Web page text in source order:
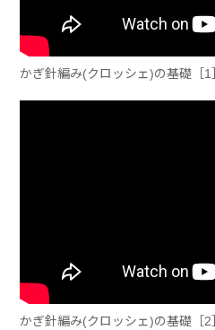
かぎ針編み(クロッシェ)の基礎［
かぎ針編み(クロッシェ)の基礎［2